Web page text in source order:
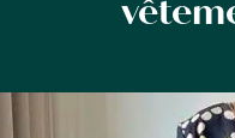
• SOINS